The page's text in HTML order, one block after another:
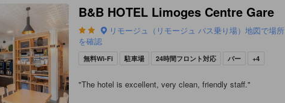
B&B HOTEL Limoges Centre Gare
リモージュ（リモージュ バス乗り場）地図で場所
を確認
無料Wi-Fi 駐車場 24時間フロント対応 バー +4
"The hotel is excellent, very clean, friendly staff."